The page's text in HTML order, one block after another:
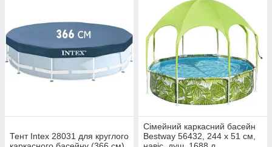
Тент Intex 28031 для круглого
Сімейний каркасний басейн
Bestway 56432, 244 x 51 см,